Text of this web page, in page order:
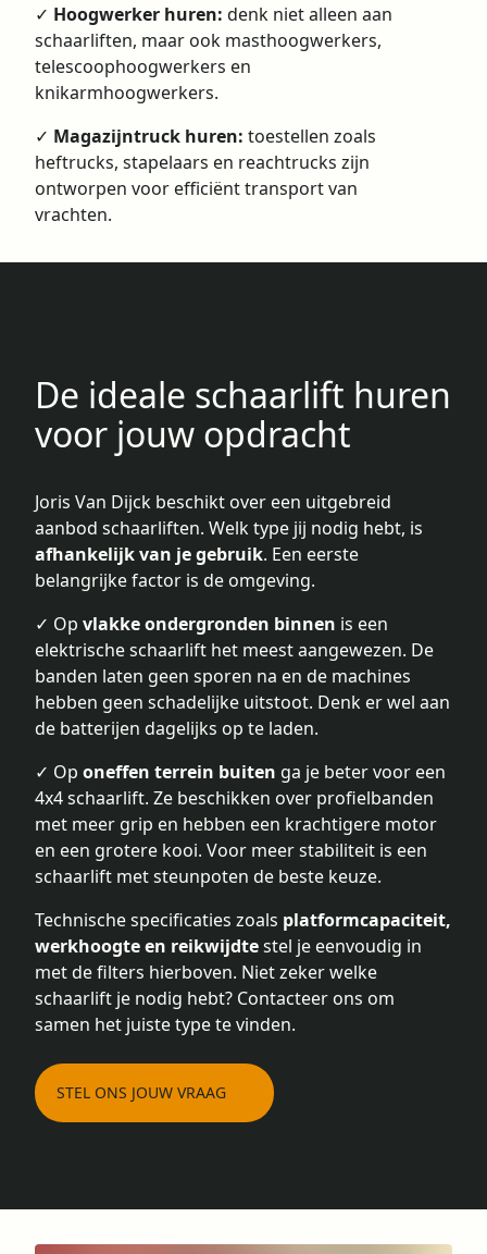
✓ Hoogwerker huren: denk niet alleen aan
schaarliften, maar ook masthoogwerkers,
telescoophoogwerkers en
knikarmhoogwerkers.
✓ Magazijntruck huren: toestellen zoals
heftrucks, stapelaars en reachtrucks zijn
ontworpen voor efficiënt transport van
vrachten.
De ideale schaarlift huren
voor jouw opdracht
Joris Van Dijck beschikt over een uitgebreid
aanbod schaarliften. Welk type jij nodig hebt, is
afhankelijk van je gebruik. Een eerste
belangrijke factor is de omgeving.
✓ Op vlakke ondergronden binnen is een
elektrische schaarlift het meest aangewezen. De
banden laten geen sporen na en de machines
hebben geen schadelijke uitstoot. Denk er wel aan
de batterijen dagelijks op te laden.
✓ Op oneffen terrein buiten ga je beter voor een
4x4 schaarlift. Ze beschikken over profielbanden
met meer grip en hebben een krachtigere motor
en een grotere kooi. Voor meer stabiliteit is een
schaarlift met steunpoten de beste keuze.
Technische specificaties zoals platformcapaciteit,
werkhoogte en reikwijdtestel je eenvoudig in
met de filters hierboven. Niet zeker welke
schaarlift je nodig hebt? Contacteer ons om
samen het juiste type te vinden.
STEL ONS JOUW VRAAG